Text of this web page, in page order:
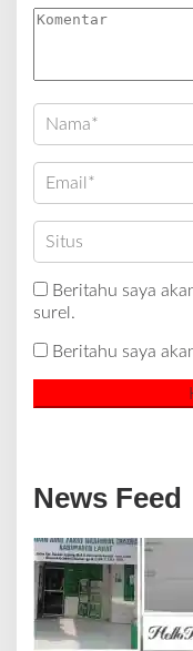
Beritahu saya
surel.
Beritahu saya
News Feed